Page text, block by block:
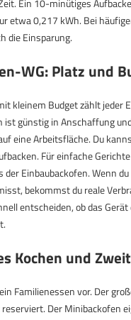
Ein 10-minütiges
etwa 0,217 kWh. Bei
die Einsparung.
WG: Platz und
kleinem Budget zählt jeder
ist günstig in Anschaffung
eine Arbeitsfläche. Du
Für einfache
der Einbaubackofen. Wenn
bekommst du reale
entscheiden, ob das
Kochen und
Familienessen vor. Der
Der Minibackofen